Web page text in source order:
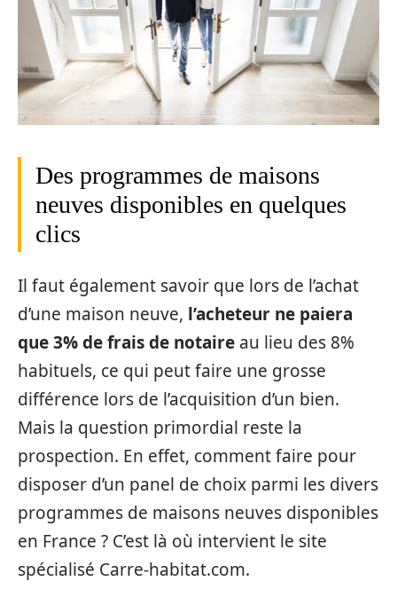
Des programmes de maisons
neuves disponibles en quelques
clics
Il faut également savoir que lors de l’achat
d’une maison neuve, l’acheteur ne paiera
que 3% de frais de notaire au lieu des 8%
habituels, ce qui peut faire une grosse
différence lors de l’acquisition d’un bien.
Mais la question primordial reste la
prospection. En effet, comment faire pour
disposer d’un panel de choix parmi les divers
programmes de maisons neuves disponibles
en France ? C’est là où intervient le site
spécialisé Carre-habitat.com.